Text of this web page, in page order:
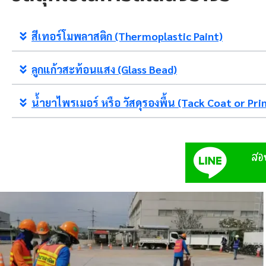
สีเทอร์โมพลาสติก (Thermoplastic Paint)
ลูกแก้วสะท้อนแสง (Glass Bead)
น้ำยาไพรเมอร์ หรือ วัสดุรองพื้น (Tack Coat or